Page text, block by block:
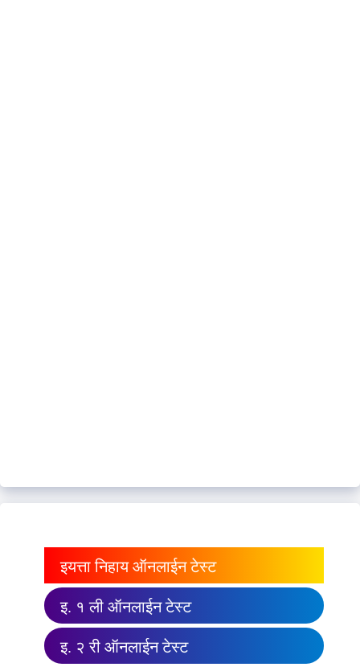
इयत्ता निहाय ऑनलाईन टेस्ट
इ. १ ली ऑनलाईन टेस्ट
इ. २ री ऑनलाईन टेस्ट